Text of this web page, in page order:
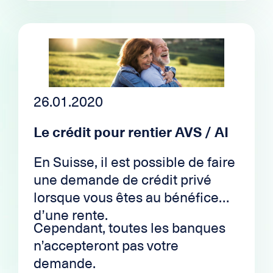
plus d’une poursuite. Toutefois, il
existe pleins de solutions pour
palier à cela. Explications dans
notre article.
26.01.2020
Le crédit pour rentier AVS / AI
En Suisse, il est possible de faire
une demande de crédit privé
lorsque vous êtes au bénéfice
d’une rente.
Cependant, toutes les banques
n’accepteront pas votre
demande.